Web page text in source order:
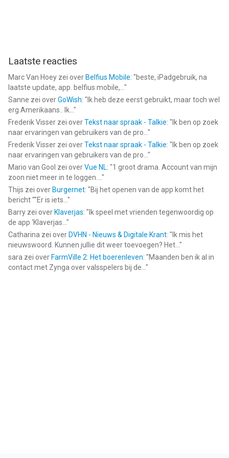
Laatste reacties
Marc Van Hoey zei over Belfius Mobile: "beste, iPadgebruik, na
laatste update, app. belfius mobile,... "
Sanne zei overGoWish: " Ik heb deze eerst gebruikt, maar toch wel
erg Amerikaans.. Ik... "
Frederik Visser zei overTekst naar spraak - Talkie: " Ik ben op zoek
naar ervaringen van gebruikers van de pro... "
Frederik Visser zei overTekst naar spraak - Talkie: " Ik ben op zoek
naar ervaringen van gebruikers van de pro... "
Mario van Gool zei overVue NL: "1 groot drama. Account van mijn
zoon niet meer in te loggen.... "
Thijs zei over Burgernet: "Bij het openen van de app komt het
bericht ""Er is iets... "
Barry zei over Klaverjas: " Ik speel met vrienden tegenwoordig op
de app ‘Klaverjas... "
Catharina zei over DVHN - Nieuws & Digitale Krant: " Ik mis het
nieuwswoord. Kunnen jullie dit weer toevoegen? Het... "
sara zei over FarmVille 2: Het boerenleven: "Maanden ben ik al in
contact met Zynga over valsspelers bij de... "